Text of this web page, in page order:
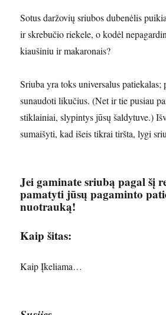
Sotus daržovių sriubos dubenėlis
ir skrebučio riekele, o kodėl
kiaušiniu ir makaronais?
Sriuba yra toks universalus
sunaudoti likučius. (Net ir tie pusiau
stiklainiai, slypintys jūsų šaldytuve.)
sumaišyti, kad išeis tikrai tiršta, lygi
Jei gaminate sriubą pagal šį
pamatyti jūsų pagaminto
nuotrauką!
Kaip šitas:
Kaip Įkeliama…